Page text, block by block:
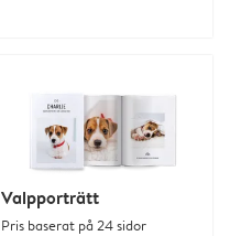
Valpporträtt
Pris baserat på 24 sidor